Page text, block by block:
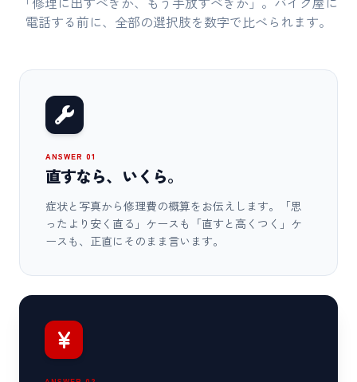
電話する前に、全部の選択肢を数字で比べられます。
ANSWER 01
直すなら、いくら。
症状と写真から修理費の概算をお伝えします。「思
ったより安く直る」ケースも「直すと高くつく」ケ
ースも、正直にそのまま言います。